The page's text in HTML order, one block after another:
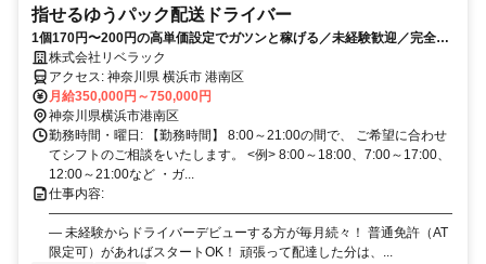
指せるゆうパック配送ドライバー
1個170円〜200円の高単価設定でガツンと稼げる／未経験歓迎／完全シ
フト制＆週4日～勤務OK／入社祝い金5万円支給（規定有）
株式会社リベラック
アクセス: 神奈川県 横浜市 港南区
月給350,000円～750,000円
神奈川県横浜市港南区
勤務時間・曜日: 【勤務時間】 8:00～21:00の間で、 ご希望に合わせ
てシフトのご相談をいたします。 <例> 8:00～18:00、7:00～17:00、
12:00～21:00など ・ガ...
仕事内容:
―――――――――――――――――――――――――――――――
― 未経験からドライバーデビューする方が毎月続々！ 普通免許（AT
限定可）があればスタートOK！ 頑張って配達した分は、...